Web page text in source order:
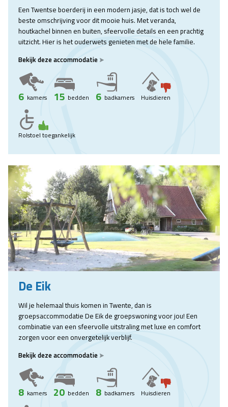
Een Twentse boerderij in een modern jasje, dat is toch wel de
beste omschrijving voor dit mooie huis. Met veranda,
houtkachel binnen en buiten, sfeervolle details en een prachtig
uitzicht. Hier is het ouderwets genieten met de hele familie.
Bekijk deze accommodatie
6 kamers 15 bedden 6 badkamers Huisdieren
Rolstoel toegankelijk
De Eik
Wil je helemaal thuis komen in Twente, dan is
groepsaccommodatie De Eik de groepswoning voor jou! Een
combinatie van een sfeervolle uitstraling met luxe en comfort
zorgen voor een onvergetelijk verblijf.
Bekijk deze accommodatie
8 kamers 20 bedden 8 badkamers Huisdieren